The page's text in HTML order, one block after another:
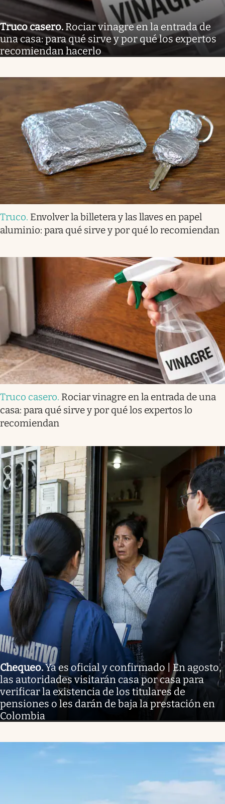
Truco casero. Rociar vinagre en la entrada de
una casa: para qué sirve y por qué los expertos
recomiendan hacerlo
Truco. Envolver la billetera y las llaves en papel
aluminio: para qué sirve y por qué lo recomiendan
Truco casero. Rociar vinagre en la entrada de una
casa: para qué sirve y por qué los expertos lo
recomiendan
Chequeo.Ya es oficial y confirmado | En agosto,
las autoridades visitarán casa por casa para
verificar la existencia de los titulares de
pensiones o les darán de baja la prestación en
Colombia